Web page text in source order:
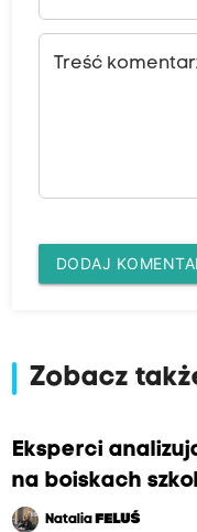
Treść
DODAJ
Zobacz
Eksperci
na boiskach
Natalia FELUŚ